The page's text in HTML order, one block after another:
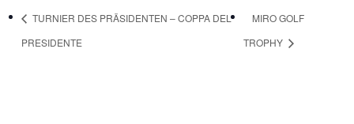
TURNIER DES PRÄSIDENTEN – COPPA DEL
PRESIDENTE
MIRO GOLF
TROPHY